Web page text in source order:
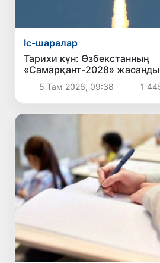
Іс-шаралар
Тарихи күн: Өзбекстанның
«Самарқант-2028» жасанды
сәтті шығарылды
5 Там 2026, 09:38 1